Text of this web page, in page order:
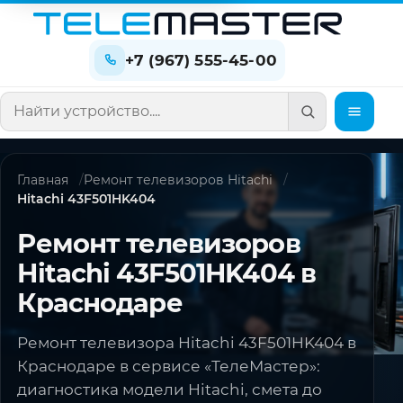
+7 (967) 555-45-00
Поиск по сайту
Главная
Ремонт телевизоров Hitachi
Hitachi 43F501HK404
Ремонт телевизоров
Hitachi 43F501HK404 в
Краснодаре
Ремонт телевизора Hitachi 43F501HK404 в
Краснодаре в сервисе «ТелеМастер»:
диагностика модели Hitachi, смета до